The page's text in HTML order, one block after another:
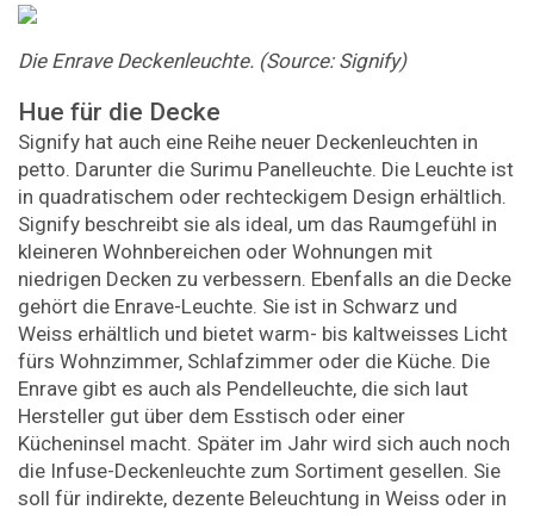
Die Enrave Deckenleuchte. (Source: Signify)
Hue für die Decke
Signify hat auch eine Reihe neuer Deckenleuchten in
petto. Darunter die Surimu Panelleuchte. Die Leuchte ist
in quadratischem oder rechteckigem Design erhältlich.
Signify beschreibt sie als ideal, um das Raumgefühl in
kleineren Wohnbereichen oder Wohnungen mit
niedrigen Decken zu verbessern. Ebenfalls an die Decke
gehört die Enrave-Leuchte. Sie ist in Schwarz und
Weiss erhältlich und bietet warm- bis kaltweisses Licht
fürs Wohnzimmer, Schlafzimmer oder die Küche. Die
Enrave gibt es auch als Pendelleuchte, die sich laut
Hersteller gut über dem Esstisch oder einer
Kücheninsel macht. Später im Jahr wird sich auch noch
die Infuse-Deckenleuchte zum Sortiment gesellen. Sie
soll für indirekte, dezente Beleuchtung in Weiss oder in